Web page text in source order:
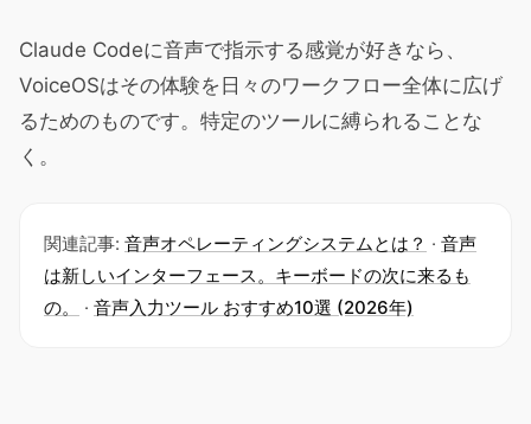
Claude Codeに音声で指示する感覚が好きなら、
VoiceOSはその体験を日々のワークフロー全体に広げ
るためのものです。特定のツールに縛られることな
く。
関連記事: 音声オペレーティングシステムとは？ · 音声
は新しいインターフェース。キーボードの次に来るも
の。
· 音声入力ツール おすすめ10選 (2026年)